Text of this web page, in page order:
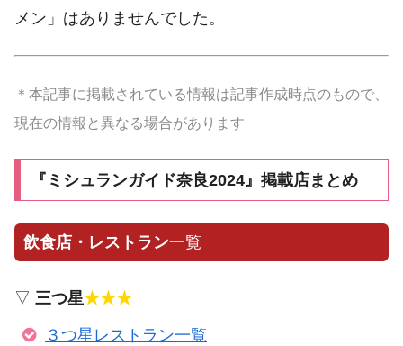
メン」はありませんでした。
＊本記事に掲載されている情報は記事作成時点のもので、
現在の情報と異なる場合があります
『ミシュランガイド奈良2024』掲載店まとめ
飲食店・レストラン一覧
▽ 三つ星★★★
３つ星レストラン一覧